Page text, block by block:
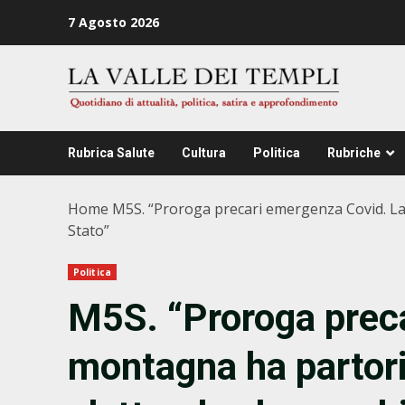
7 Agosto 2026
Rubrica Salute Cultura Politica Rubriche
Home M5S. “Proroga precari emergenza
Stato”
Politica
M5S. “Proroga
montagna ha